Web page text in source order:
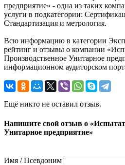
предприятие» - одна из таких
услуги в подкатегории:
Стандартизация и метрология.
Всю информацию в категории
рейтинг и отзывы о компании
Производственное Унитарное
информационном аудиторском
Ещё никто не оставил отзыв.
Напишите свой отзыв о
Унитарное предприятие»
Имя / Псевдоним